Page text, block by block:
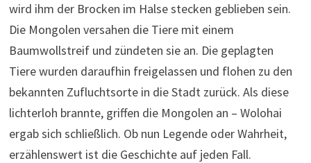
wird ihm der Brocken im Halse stecken geblieben sein.
Die Mongolen versahen die Tiere mit einem
Baumwollstreif und zündeten sie an. Die geplagten
Tiere wurden daraufhin freigelassen und flohen zu den
bekannten Zufluchtsorte in die Stadt zurück. Als diese
lichterloh brannte, griffen die Mongolen an – Wolohai
ergab sich schließlich. Ob nun Legende oder Wahrheit,
erzählenswert ist die Geschichte auf jeden Fall.